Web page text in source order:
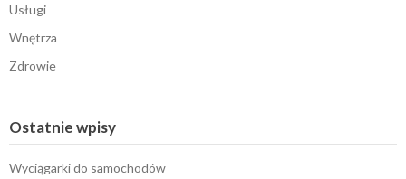
Usługi
Wnętrza
Zdrowie
Ostatnie wpisy
Wyciągarki do samochodów